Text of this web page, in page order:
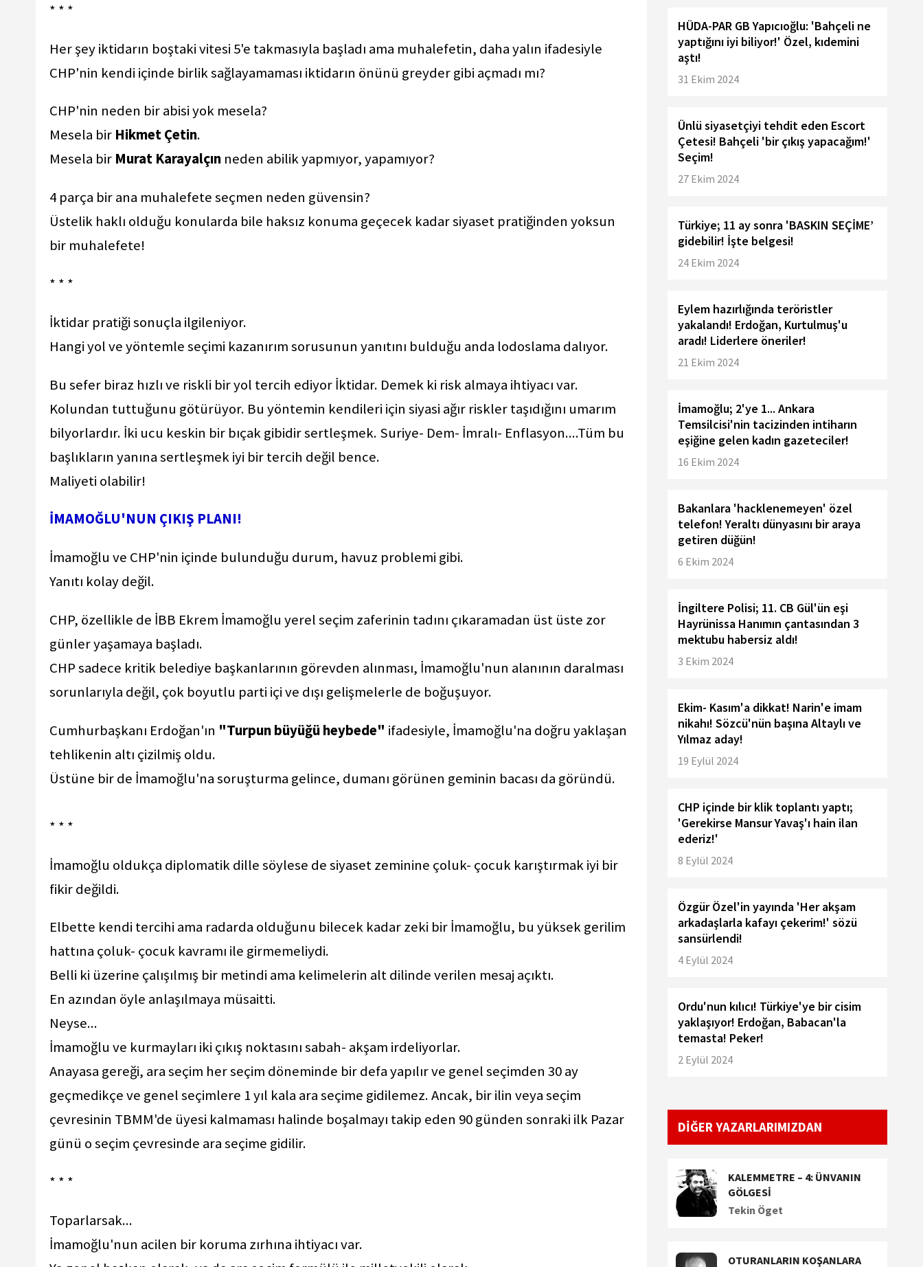
* * *
Her şey iktidarın boştaki vitesi 5'e takmasıyla başladı ama muhalefetin, daha yalın ifadesiyle
CHP'nin kendi içinde birlik sağlayamaması iktidarın önünü greyder gibi açmadı mı?
CHP'nin neden bir abisi yok mesela?
Mesela bir Hikmet Çetin.
Mesela bir Murat Karayalçın neden abilik yapmıyor, yapamıyor?
4 parça bir ana muhalefete seçmen neden güvensin?
Üstelik haklı olduğu konularda bile haksız konuma geçecek kadar siyaset pratiğinden yoksun
bir muhalefete!
* * *
İktidar pratiği sonuçla ilgileniyor.
Hangi yol ve yöntemle seçimi kazanırım sorusunun yanıtını bulduğu anda lodoslama dalıyor.
Bu sefer biraz hızlı ve riskli bir yol tercih ediyor İktidar. Demek ki risk almaya ihtiyacı var.
Kolundan tuttuğunu götürüyor. Bu yöntemin kendileri için siyasi ağır riskler taşıdığını umarım
bilyorlardır. İki ucu keskin bir bıçak gibidir sertleşmek. Suriye- Dem- İmralı- Enflasyon....Tüm bu
başlıkların yanına sertleşmek iyi bir tercih değil bence.
Maliyeti olabilir!
İMAMOĞLU'NUN ÇIKIŞ PLANI!
İmamoğlu ve CHP'nin içinde bulunduğu durum, havuz problemi gibi.
Yanıtı kolay değil.
CHP, özellikle de İBB Ekrem İmamoğlu yerel seçim zaferinin tadını çıkaramadan üst üste zor
günler yaşamaya başladı.
CHP sadece kritik belediye başkanlarının görevden alınması, İmamoğlu'nun alanının daralması
sorunlarıyla değil, çok boyutlu parti içi ve dışı gelişmelerle de boğuşuyor.
Cumhurbaşkanı Erdoğan'ın "Turpun büyüğü heybede" ifadesiyle, İmamoğlu'na doğru yaklaşan
tehlikenin altı çizilmiş oldu.
Üstüne bir de İmamoğlu'na soruşturma gelince, dumanı görünen geminin bacası da göründü.
* * *
İmamoğlu oldukça diplomatik dille söylese de siyaset zeminine çoluk- çocuk karıştırmak iyi bir
fikir değildi.
Elbette kendi tercihi ama radarda olduğunu bilecek kadar zeki bir İmamoğlu, bu yüksek gerilim
hattına çoluk- çocuk kavramı ile girmemeliydi.
Belli ki üzerine çalışılmış bir metindi ama kelimelerin alt dilinde verilen mesaj açıktı.
En azından öyle anlaşılmaya müsaitti.
Neyse...
İmamoğlu ve kurmayları iki çıkış noktasını sabah- akşam irdeliyorlar.
Anayasa gereği, ara seçim her seçim döneminde bir defa yapılır ve genel seçimden 30 ay
geçmedikçe ve genel seçimlere 1 yıl kala ara seçime gidilemez. Ancak, bir ilin veya seçim
çevresinin TBMM'de üyesi kalmaması halinde boşalmayı takip eden 90 günden sonraki ilk Pazar
günü o seçim çevresinde ara seçime gidilir.
* * *
Toparlarsak...
İmamoğlu'nun acilen bir koruma zırhına ihtiyacı var.
HÜDA-PAR GB Yapıcıoğlu: 'Bahçeli ne
yaptığını iyi biliyor!' Özel, kıdemini
aştı!
31 Ekim 2024
Ünlü siyasetçiyi tehdit eden Escort
Çetesi! Bahçeli 'bir çıkış yapacağım!'
Seçim!
27 Ekim 2024
Türkiye; 11 ay sonra 'BASKIN SEÇİME’
gidebilir! İşte belgesi!
24 Ekim 2024
Eylem hazırlığında teröristler
yakalandı! Erdoğan, Kurtulmuş'u
aradı! Liderlere öneriler!
21 Ekim 2024
İmamoğlu; 2'ye 1... Ankara
Temsilcisi'nin tacizinden intiharın
eşiğine gelen kadın gazeteciler!
16 Ekim 2024
Bakanlara 'hacklenemeyen' özel
telefon! Yeraltı dünyasını bir araya
getiren düğün!
6 Ekim 2024
İngiltere Polisi; 11. CB Gül'ün eşi
Hayrünissa Hanımın çantasından 3
mektubu habersiz aldı!
3 Ekim 2024
Ekim- Kasım'a dikkat! Narin'e imam
nikahı! Sözcü'nün başına Altaylı ve
Yılmaz aday!
19 Eylül 2024
CHP içinde bir klik toplantı yaptı;
'Gerekirse Mansur Yavaş'ı hain ilan
ederiz!'
8 Eylül 2024
Özgür Özel'in yayında 'Her akşam
arkadaşlarla kafayı çekerim!' sözü
sansürlendi!
4 Eylül 2024
Ordu'nun kılıcı! Türkiye'ye bir cisim
yaklaşıyor! Erdoğan, Babacan'la
temasta! Peker!
2 Eylül 2024
DİĞER YAZARLARIMIZDAN
KALEMMETRE – 4: ÜNVANIN
GÖLGESİ
Tekin Öget
OTURANLARIN KOŞANLARA